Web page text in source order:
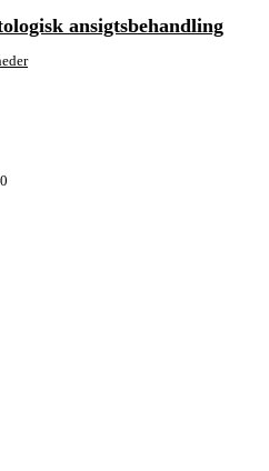
ansigtsbehandling